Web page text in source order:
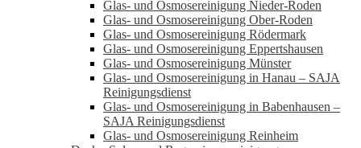
Glas- und Osmosereinigung Nieder-Roden
Glas- und Osmosereinigung Ober-Roden
Glas- und Osmosereinigung Rödermark
Glas- und Osmosereinigung Eppertshausen
Glas- und Osmosereinigung Münster
Glas- und Osmosereinigung in Hanau – SAJA
Reinigungsdienst
Glas- und Osmosereinigung in Babenhausen –
SAJA Reinigungsdienst
Glas- und Osmosereinigung Reinheim